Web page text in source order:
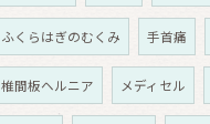
ふくらはぎのむくみ 手首痛
椎間板ヘルニア メディセル